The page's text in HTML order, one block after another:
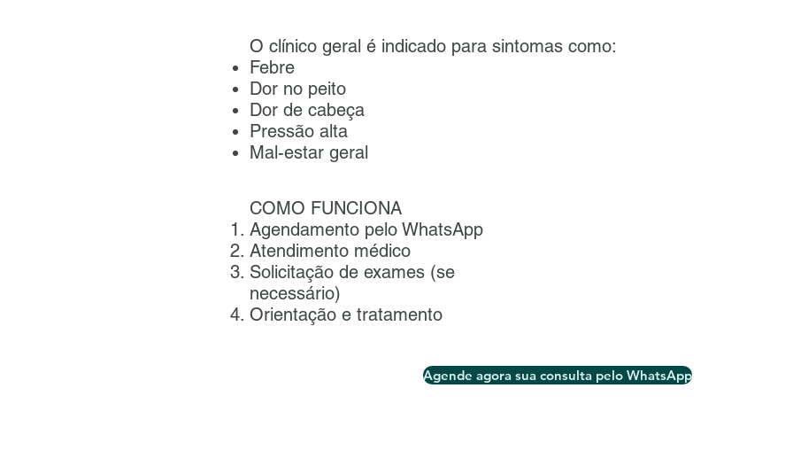
O clínico geral é indicado para sintomas como:
Febre
Dor no peito
Dor de cabeça
Pressão alta
Mal-estar geral
COMO FUNCIONA
Agendamento pelo WhatsApp
Atendimento médico
Solicitação de exames (se
necessário)
Orientação e tratamento
Agende agora sua consulta pelo WhatsApp